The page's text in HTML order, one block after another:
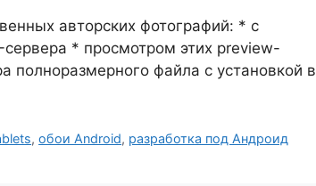
авторских фотографий: * с
* просмотром этих preview-
полноразмерного файла с установкой в
,обои Android, разработка под Андроид